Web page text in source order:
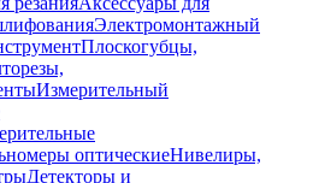
Электромонтажный
Плоскогубцы,
Измерительный
оптическиеНивелиры,
Детекторы и